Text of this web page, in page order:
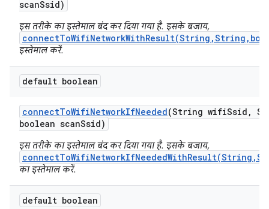
scanSsid)
इस तरीके का इस्तेमाल बंद कर दिया गया है. इसके बजाय,
इस्तेमाल करें.
default boolean
connectToWifiNetworkIfNeeded(String wifiSsid ,
boolean scanSsid)
इस तरीके का इस्तेमाल बंद कर दिया गया है. इसके बजाय,
का इस्तेमाल करें.
default boolean